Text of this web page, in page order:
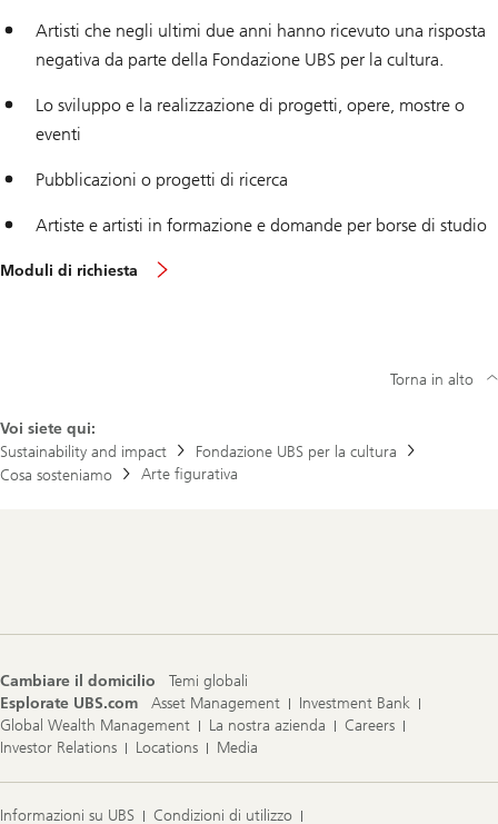
Artisti che negli ultimi due anni hanno ricevuto una risposta
negativa da parte della Fondazione UBS per la cultura.
Lo sviluppo e la realizzazione di progetti, opere, mostre o
eventi
Pubblicazioni o progetti di ricerca
Artiste e artisti in formazione e domande per borse di studio
Moduli di richiesta
Voi siete qui:
Sustainability and impact
Fondazione UBS per la cultura
Cosa sosteniamo
Arte figurativa
Torna in alto
Cambiare il domicilio
Temi globali
Esplorate UBS.com
Asset Management
Investment Bank
Global Wealth Management
La nostra azienda
Careers
Investor Relations
Locations Media
Informazioni su UBS Condizioni di utilizzo